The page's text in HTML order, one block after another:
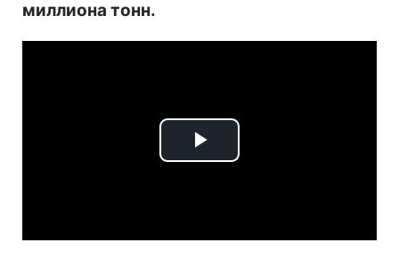
миллиона тонн.
Play